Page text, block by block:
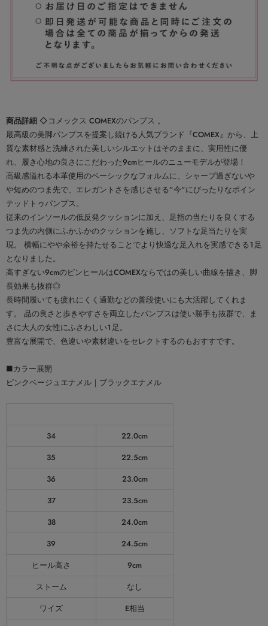
商品詳細 ◇コメックス COMEXのパンプス 。
最高級の美脚パンプスを提案し続ける人気ブランド『COMEX』から、上
質な素材感と洗練された美しいシルエットはそのままに、実用性に優
れ、履き心地の良さにこだわった9cmヒールのニューモデルが登場！
高級感溢れる本革使用のベーシックなフォルムに、シャープ過ぎないや
や短めのつま先で、エレガントさを感じさせる”今”にぴったりなポイン
テッドトゥパンプス。
従来のインソールの低反発クッションに加え、足指の当たりを良くする
つま先の内側にふかふかのクッションを施し、ソフトな足当たりを実
現。 横幅にやや余裕を持たせることでより快適な足入れを実感できる１足
となりました。
高すぎない9cmのピンヒールはCOMEXならではの美しい曲線を描き、脚
長効果も抜群◎
長時間履いても疲れにくく通勤などの普段使いにも大活躍してくれま
す。 品の良さと歩きやすさを両立したパンプスは使い勝手も抜群で、ま
さに大人の女性にふさわしい１足。
豊富な展開で、色違いや素材違いをセレクトするのもおすすです。
■カラー展開
ピンクベージュエナメル｜ブラックエナメル
34
22.0cm
35
22.5cm
36
23.0cm
37
23.5cm
38
24.0cm
39
24.5cm
ヒール高さ
9cm
ストーム
なし
ワイズ
E相当